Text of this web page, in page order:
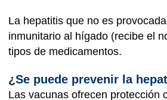
La hepatitis que no es
inmunitario al hígado (recibe el
tipos de medicamentos.
¿Se puede prevenir la
Las vacunas ofrecen